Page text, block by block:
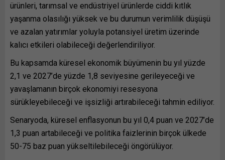
ürünleri, tarımsal ve endüstriyel ürünlerde ciddi kıtlık
yaşanma olasılığı yüksek ve bu durumun verimlilik düşüşü
ve azalan yatırımlar yoluyla potansiyel üretim üzerinde
kalıcı etkileri olabileceği değerlendiriliyor.
Bu kapsamda küresel ekonomik büyümenin bu yıl yüzde
2,1 ve 2027’de yüzde 1,8 seviyesine gerileyeceği ve
yavaşlamanın birçok ekonomiyi resesyona
sürükleyebileceği ve işsizliği artırabileceği tahmin ediliyor.
Senaryoda, küresel enflasyonun bu yıl 0,4 puan ve 2027’de
1,3 puan artabileceği ve politika faizlerinin birçok ülkede
50-75 baz puan yükseltilebileceği öngörülüyor.